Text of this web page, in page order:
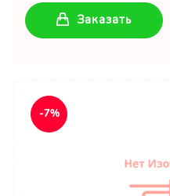
Заказать
-7%